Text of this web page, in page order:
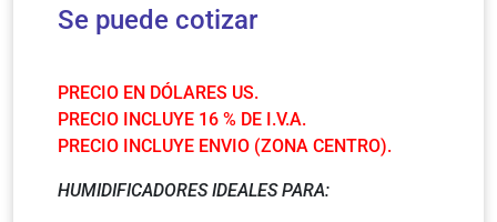
Se puede cotizar
PRECIO EN DÓLARES US.
PRECIO INCLUYE 16 % DE I.V.A.
PRECIO INCLUYE ENVIO (ZONA CENTRO).
HUMIDIFICADORES IDEALES PARA: